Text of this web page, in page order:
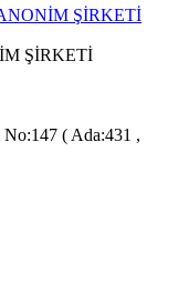
ŞİRKETİ
ŞİRKETİ
No:147 ( Ada:431 ,